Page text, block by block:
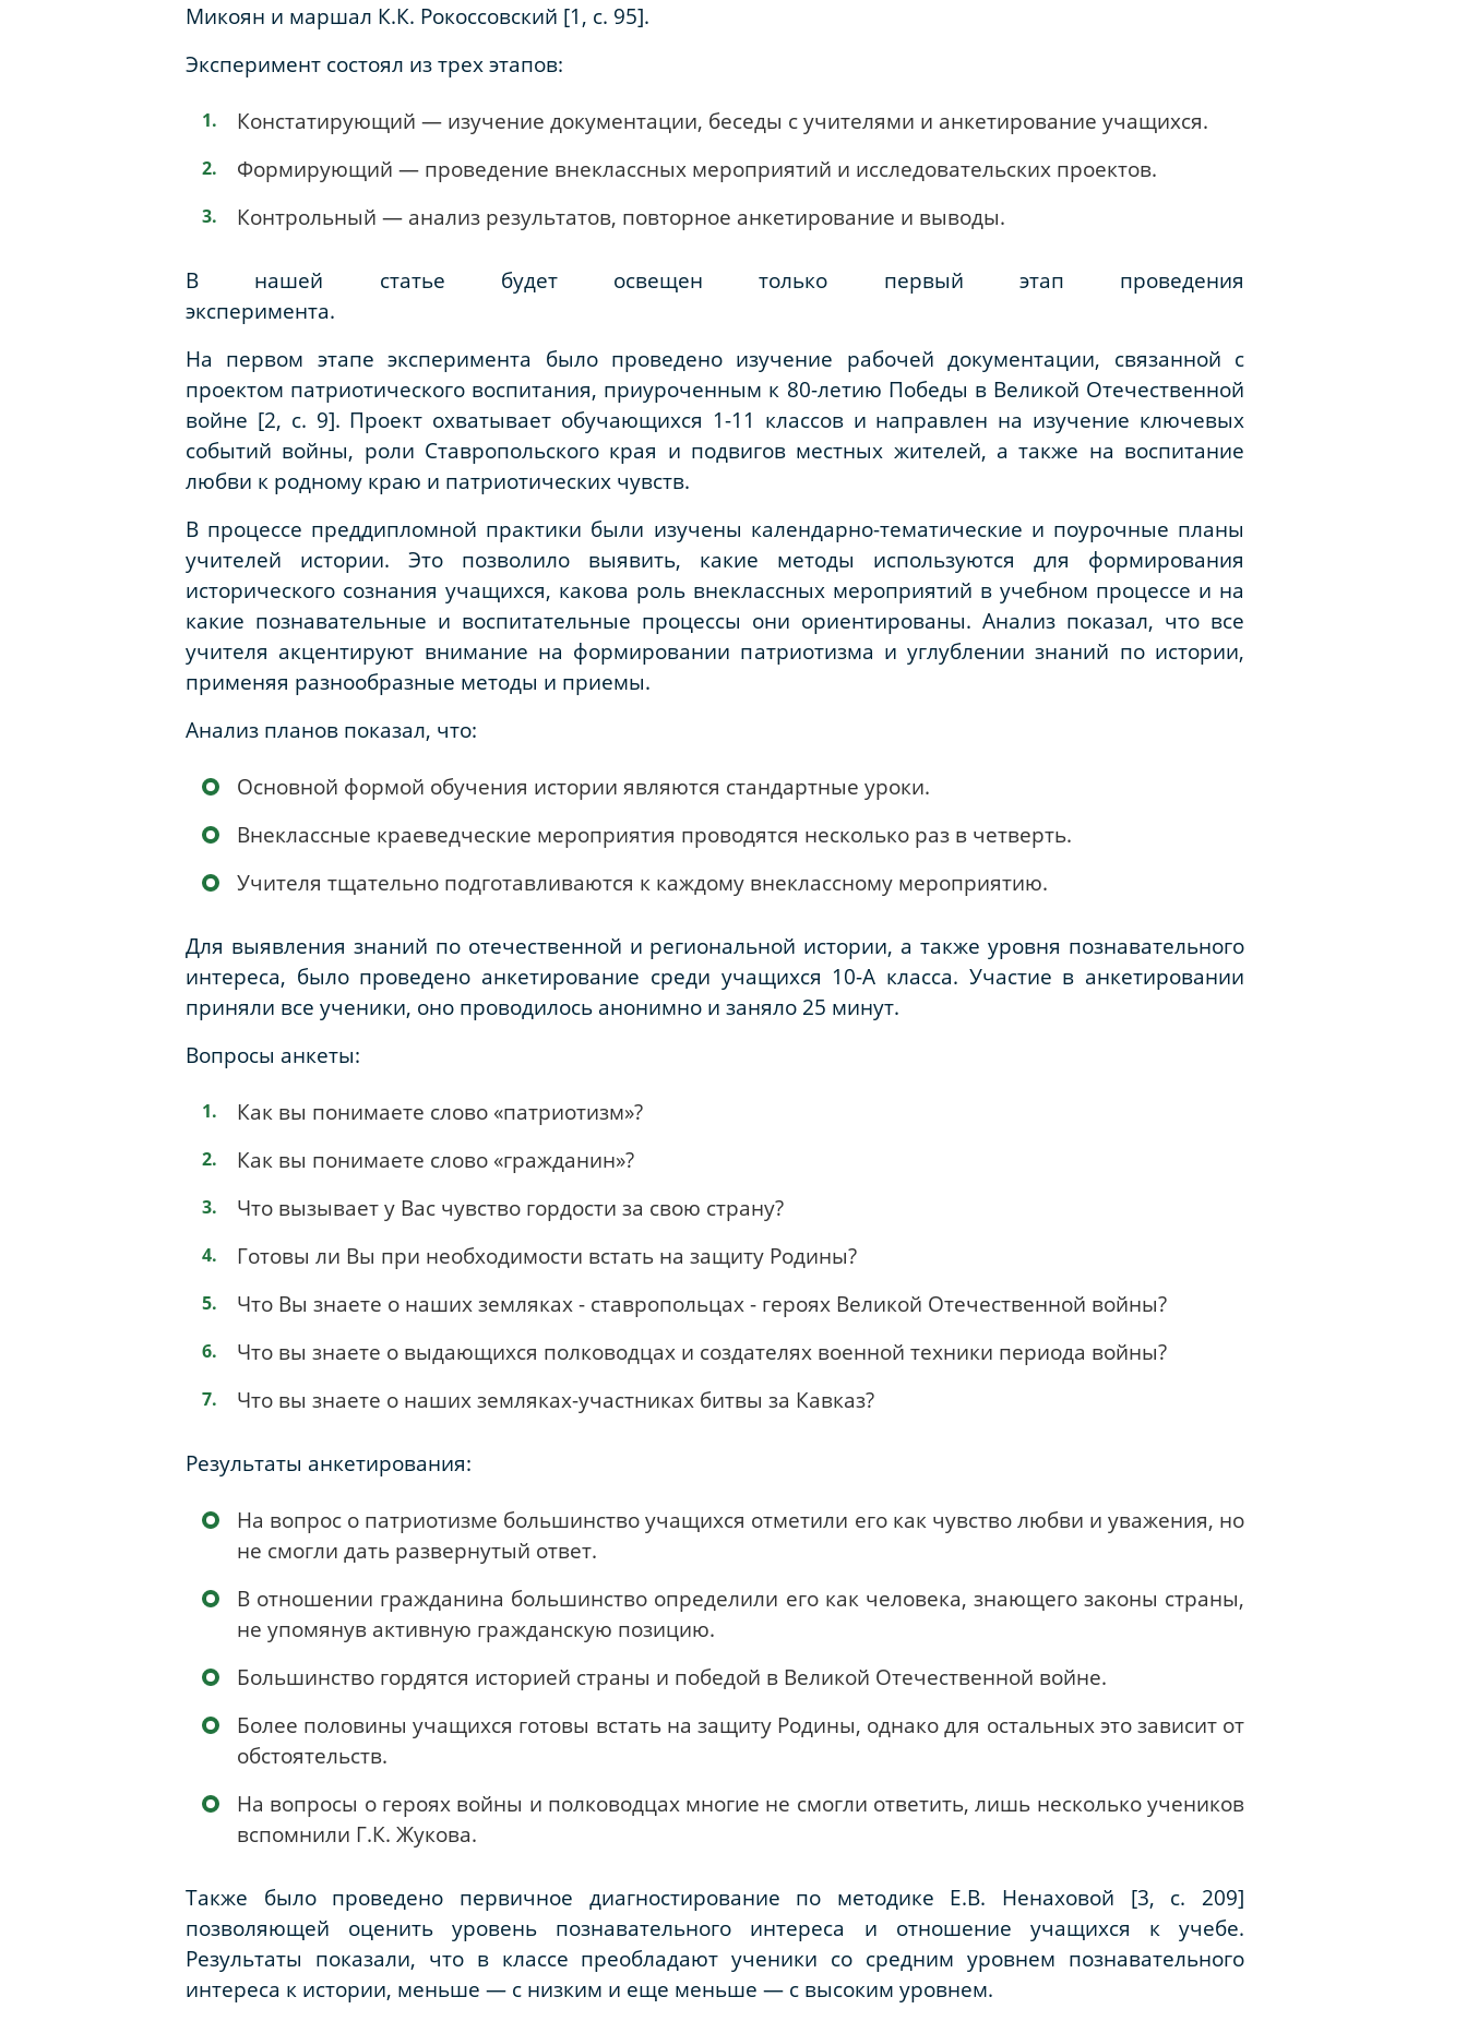
Микоян и маршал К.К. Рокоссовский [1, с. 95].
Эксперимент состоял из трех этапов:
Констатирующий — изучение документации, беседы с учителями и анкетирование учащихся.
Формирующий — проведение внеклассных мероприятий и исследовательских проектов.
Контрольный — анализ результатов, повторное анкетирование и выводы.
В нашей статье будет освещен только первый этап проведения
эксперимента.
На первом этапе эксперимента было проведено изучение рабочей документации, связанной с
проектом патриотического воспитания, приуроченным к 80-летию Победы в Великой Отечественной
войне [2, с. 9]. Проект охватывает обучающихся 1-11 классов и направлен на изучение ключевых
событий войны, роли Ставропольского края и подвигов местных жителей, а также на воспитание
любви к родному краю и патриотических чувств.
В процессе преддипломной практики были изучены календарно-тематические и поурочные планы
учителей истории. Это позволило выявить, какие методы используются для формирования
исторического сознания учащихся, какова роль внеклассных мероприятий в учебном процессе и на
какие познавательные и воспитательные процессы они ориентированы. Анализ показал, что все
учителя акцентируют внимание на формировании патриотизма и углублении знаний по истории,
применяя разнообразные методы и приемы.
Анализ планов показал, что:
Основной формой обучения истории являются стандартные уроки.
Внеклассные краеведческие мероприятия проводятся несколько раз в четверть.
Учителя тщательно подготавливаются к каждому внеклассному мероприятию.
Для выявления знаний по отечественной и региональной истории, а также уровня познавательного
интереса, было проведено анкетирование среди учащихся 10-А класса. Участие в анкетировании
приняли все ученики, оно проводилось анонимно и заняло 25 минут.
Вопросы анкеты:
Как вы понимаете слово «патриотизм»?
Как вы понимаете слово «гражданин»?
Что вызывает у Вас чувство гордости за свою страну?
Готовы ли Вы при необходимости встать на защиту Родины?
Что Вы знаете о наших земляках - ставропольцах - героях Великой Отечественной войны?
Что вы знаете о выдающихся полководцах и создателях военной техники периода войны?
Что вы знаете о наших земляках-участниках битвы за Кавказ?
Результаты анкетирования:
На вопрос о патриотизме большинство учащихся отметили его как чувство любви и уважения, но
не смогли дать развернутый ответ.
В отношении гражданина большинство определили его как человека, знающего законы страны,
не упомянув активную гражданскую позицию.
Большинство гордятся историей страны и победой в Великой Отечественной войне.
Более половины учащихся готовы встать на защиту Родины, однако для остальных это зависит от
обстоятельств.
На вопросы о героях войны и полководцах многие не смогли ответить, лишь несколько учеников
вспомнили Г.К. Жукова.
Также было проведено первичное диагностирование по методике Е.В. Ненаховой [3, с. 209]
позволяющей оценить уровень познавательного интереса и отношение учащихся к учебе.
Результаты показали, что в классе преобладают ученики со средним уровнем познавательного
интереса к истории, меньше — с низким и еще меньше — с высоким уровнем.